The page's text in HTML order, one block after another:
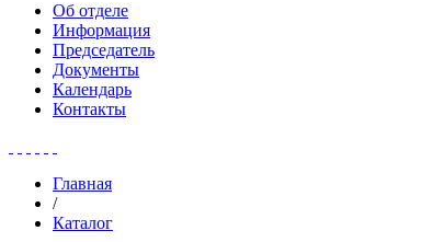
Об отделе
Информация
Председатель
Документы
Календарь
Контакты
Главная
/
Каталог